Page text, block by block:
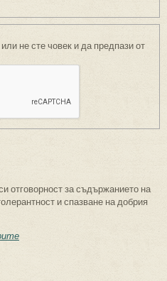
не сте човек и да предпази от
отговорност за съдържанието на
и спазване на добрия